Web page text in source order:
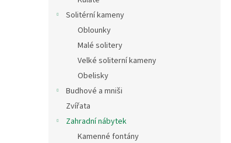
Solitérní kameny
Oblounky
Malé solitery
Velké soliterní kameny
Obelisky
Budhové a mniši
Zvířata
Zahradní nábytek
Kamenné fontány